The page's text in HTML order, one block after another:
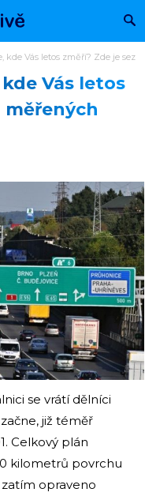
kde Vás letos změří? Zde je
Vás letos
měřených
se vrátí dělníci
již téměř
Celkový plán
kilometrů povrchu
opraveno